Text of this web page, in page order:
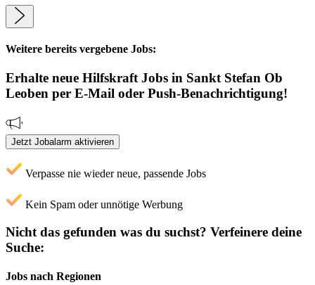
Weitere bereits vergebene Jobs:
Erhalte neue HilfskraftJobs in Sankt Stefan Ob
Leoben per E-Mail oder Push-Benachrichtigung!
Jetzt Jobalarm aktivieren
Verpasse nie wieder neue, passende Jobs
Kein Spam oder unnötige Werbung
Nicht das gefunden was du suchst? Verfeinere deine
Suche:
Jobs nach Regionen